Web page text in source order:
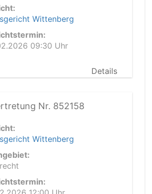
Wittenberg
09:30 Uhr
Details
Nr. 852158
Wittenberg